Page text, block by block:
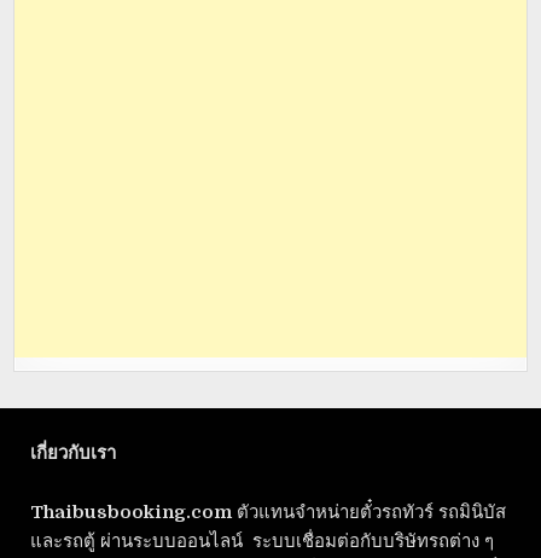
เกี่ยวกับเรา
Thaibusbooking.com ตัวแทนจำหน่ายตั๋วรถทัวร์ รถมินิบัส
และรถตู้ ผ่านระบบออนไลน์ ระบบเชื่อมต่อกับบริษัทรถต่าง ๆ